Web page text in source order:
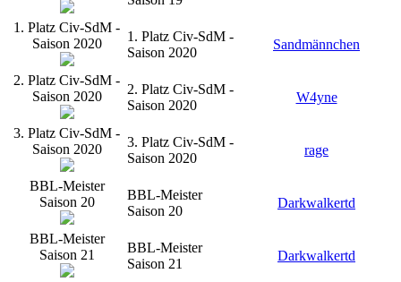
1. Platz Civ-SdM -
Saison 2020
1. Platz Civ-SdM -
Saison 2020
Sandmännchen
2. Platz Civ-SdM -
Saison 2020
2. Platz Civ-SdM -
Saison 2020
W4yne
3. Platz Civ-SdM -
Saison 2020
3. Platz Civ-SdM -
Saison 2020
rage
BBL-Meister
Saison 20
BBL-Meister
Saison 20
Darkwalkertd
BBL-Meister
Saison 21
BBL-Meister
Saison 21
Darkwalkertd